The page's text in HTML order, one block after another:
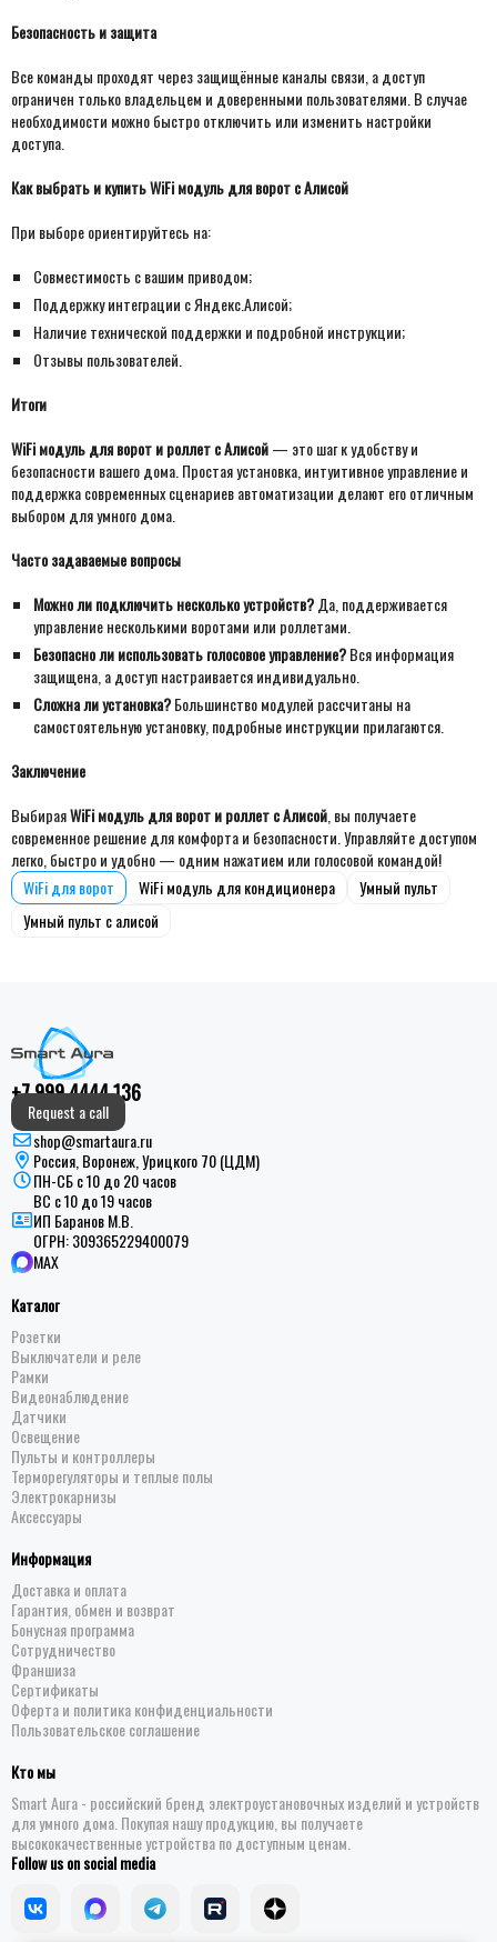
Безопасность и защита
Все команды проходят через защищённые каналы связи, а доступ
ограничен только владельцем и доверенными пользователями. В случае
необходимости можно быстро отключить или изменить настройки
доступа.
Как выбрать и купить WiFi модуль для ворот с Алисой
При выборе ориентируйтесь на:
Совместимость с вашим приводом;
Поддержку интеграции с Яндекс.Алисой;
Наличие технической поддержки и подробной инструкции;
Отзывы пользователей.
Итоги
WiFi модуль для ворот и роллет с Алисой— это шаг к удобству и
безопасности вашего дома. Простая установка, интуитивное управление и
поддержка современных сценариев автоматизации делают его отличным
выбором для умного дома.
Часто задаваемые вопросы
Можно ли подключить несколько устройств?Да, поддерживается
управление несколькими воротами или роллетами.
Безопасно ли использовать голосовое управление?Вся информация
защищена, а доступ настраивается индивидуально.
Сложна ли установка?Большинство модулей рассчитаны на
самостоятельную установку, подробные инструкции прилагаются.
Заключение
ВыбираяWiFi модуль для ворот и роллет с Алисой , вы получаете
современное решение для комфорта и безопасности. Управляйте доступом
легко, быстро и удобно — одним нажатием или голосовой командой!
WiFi для ворот
WiFi модуль для кондиционера
Умный пульт
Умный пульт с алисой
+7 999 4444 136
Request a call
shop@smartaura.ru
Россия, Воронеж, Урицкого 70 (ЦДМ)
ПН-СБ с 10 до 20 часов
ВС с 10 до 19 часов
ИП Баранов М.В.
ОГРН:309365229400079
MAX
Каталог
Розетки
Выключатели и реле
Рамки
Видеонаблюдение
Датчики
Освещение
Пульты и контроллеры
Терморегуляторы и теплые полы
Электрокарнизы
Аксессуары
Информация
Доставка и оплата
Гарантия, обмен и возврат
Бонусная программа
Сотрудничество
Франшиза
Сертификаты
Оферта и политика конфиденциальности
Пользовательское соглашение
Кто мы
Smart Aura - российский бренд электроустановочных изделий и устройств
для умного дома. Покупая нашу продукцию, вы получаете
высококачественные устройства по доступным ценам.
Follow us on social media